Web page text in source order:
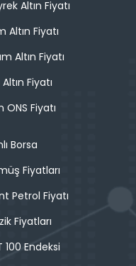
Altın Fiyatı
Altın Fiyatı
Altın Fiyatı
Fiyatı
ONS Fiyatı
Borsa
Fiyatları
Petrol Fiyatı
Fiyatları
100 Endeksi